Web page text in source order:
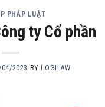
PHÁP LUẬT
ty Cổ phần
2023 BY LOGILAW